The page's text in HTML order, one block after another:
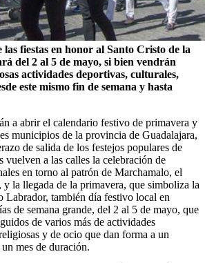
las fiestas en honor al Santo Cristo de la
del 2 al 5 de mayo, si bien vendrán
actividades deportivas, culturales,
este mismo fin de semana y hasta
a abrir el calendario festivo de primavera y
municipios de la provincia de Guadalajara,
de salida de los festejos populares de
vuelven a las calles la celebración de
en torno al patrón de Marchamalo, el
y la llegada de la primavera, que simboliza la
Labrador, también día festivo local en
de semana grande, del 2 al 5 de mayo, que
de varios más de actividades
y de ocio que dan forma a un
mes de duración.